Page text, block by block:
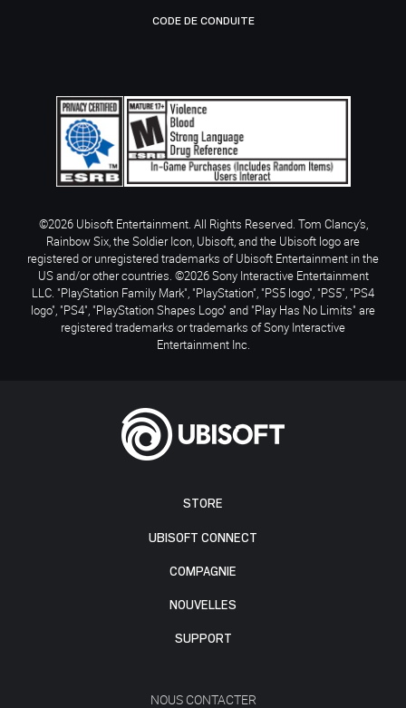
STORE
UBISOFT CONNECT
COMPAGNIE
NOUVELLES
SUPPORT
NOUS CONTACTER
CODE DE CONDUITE
©2026 Ubisoft Entertainment. All Rights Reserved. Tom Clancy’s,
Rainbow Six, the Soldier Icon, Ubisoft, and the Ubisoft logo are
registered or unregistered trademarks of Ubisoft Entertainment in the
US and/or other countries. ©2026 Sony Interactive Entertainment
LLC. "PlayStation Family Mark", "PlayStation", "PS5 logo", "PS5", "PS4
logo", "PS4", "PlayStation Shapes Logo" and "Play Has No Limits" are
registered trademarks or trademarks of Sony Interactive
Entertainment Inc.